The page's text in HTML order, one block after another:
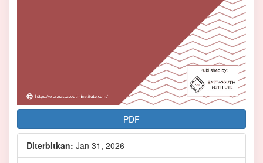
PDF
Diterbitkan: Jan 31, 2026